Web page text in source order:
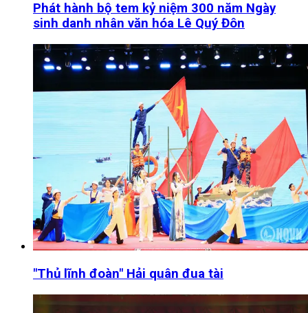
Phát hành bộ tem kỷ niệm 300 năm Ngày
sinh danh nhân văn hóa Lê Quý Đôn
"Thủ lĩnh đoàn" Hải quân đua tài